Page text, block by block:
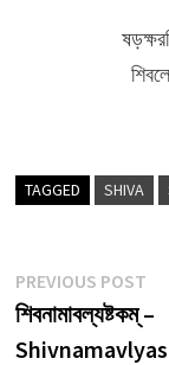
TAGGED SHIVA
Post
navigation
PREVIOUS POST
শিবনামাবল্যষ্টকম্ –